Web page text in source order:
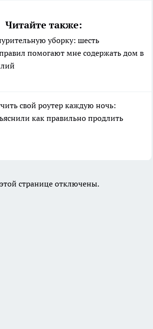
Читайте также:
уборку: шесть
помогают мне содержать дом в
свой роутер каждую ночь:
как правильно продлить
странице отключены.